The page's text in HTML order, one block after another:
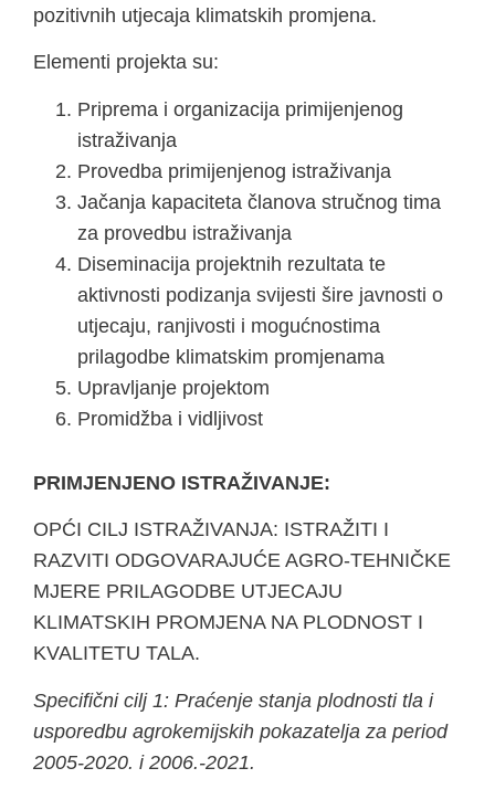
pozitivnih utjecaja klimatskih promjena.
Elementi projekta su:
Priprema i organizacija primijenjenog
istraživanja
Provedba primijenjenog istraživanja
Jačanja kapaciteta članova stručnog tima
za provedbu istraživanja
Diseminacija projektnih rezultata te
aktivnosti podizanja svijesti šire javnosti o
utjecaju, ranjivosti i mogućnostima
prilagodbe klimatskim promjenama
Upravljanje projektom
Promidžba i vidljivost
PRIMJENJENO ISTRAŽIVANJE:
OPĆI CILJ ISTRAŽIVANJA: ISTRAŽITI I
RAZVITI ODGOVARAJUĆE AGRO-TEHNIČKE
MJERE PRILAGODBE UTJECAJU
KLIMATSKIH PROMJENA NA PLODNOST I
KVALITETU TALA.
Specifični cilj 1: Praćenje stanja plodnosti tla i
usporedbu agrokemijskih pokazatelja za period
2005-2020. i 2006.-2021.